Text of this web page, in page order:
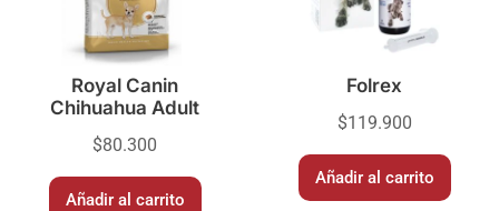
Royal Canin
Chihuahua Adult
$80.300
Añadir al carrito
Folrex
$119.900
Añadir al carrito